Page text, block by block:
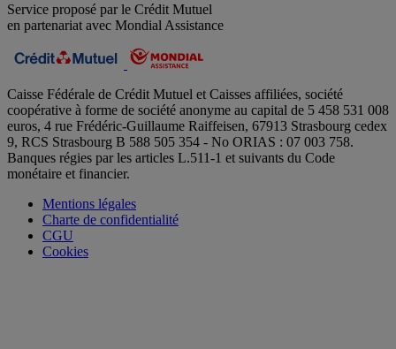
Service proposé par le Crédit Mutuel
en partenariat avec Mondial Assistance
Caisse Fédérale de Crédit Mutuel et Caisses affiliées, société
coopérative à forme de société anonyme au capital de 5 458 531 008
euros, 4 rue Frédéric-Guillaume Raiffeisen, 67913 Strasbourg cedex
9, RCS Strasbourg B 588 505 354 - No ORIAS : 07 003 758.
Banques régies par les articles L.511-1 et suivants du Code
monétaire et financier.
Mentions légales
Charte de confidentialité
CGU
Cookies